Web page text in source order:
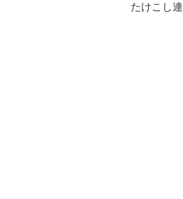
たけこし連